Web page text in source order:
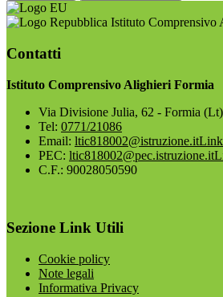
Istituto Comprensivo
Contatti
Istituto Comprensivo Alighieri Formia
Via Divisione Julia, 62 - Formia (Lt)
Tel: 0771/21086
Email: ltic818002@istruzione.itLink
PEC: ltic818002@pec.istruzione.it
C.F.: 90028050590
Sezione Link Utili
Cookie policy
Note legali
Informativa Privacy